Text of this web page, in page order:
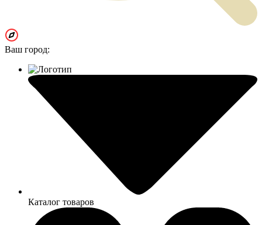
Ваш город:
Каталог товаров